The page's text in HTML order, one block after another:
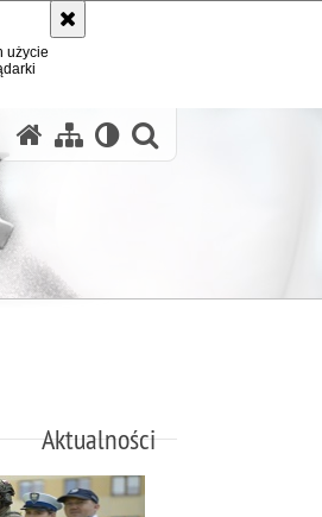
użycie
Aktualności